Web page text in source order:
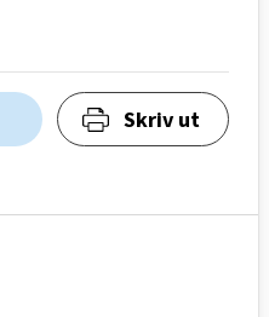
Skriv ut